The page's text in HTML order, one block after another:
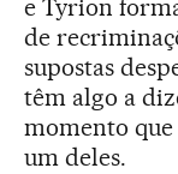
e Tyrion
de
supostas
têm algo a
momento
um deles.